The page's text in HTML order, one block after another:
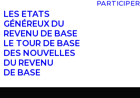
LES ETATS
GÉNÉREUX DU
REVENU DE BASE
LE TOUR DE BASE
DES NOUVELLES
DU REVENU
DE BASE
PARTICIPER